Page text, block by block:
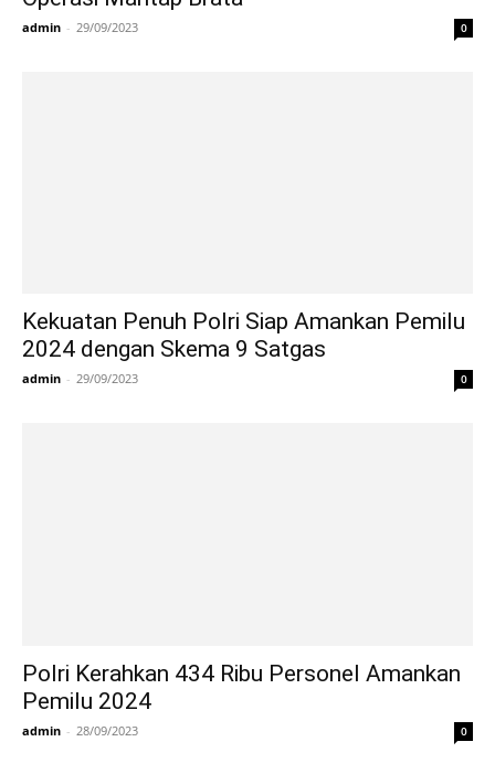
admin - 29/09/2023 0
Kekuatan Penuh Polri Siap Amankan Pemilu
2024 dengan Skema 9 Satgas
admin - 29/09/2023 0
Polri Kerahkan 434 Ribu Personel Amankan
Pemilu 2024
admin - 28/09/2023 0